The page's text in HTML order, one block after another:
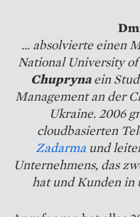
... absolvierte einen
National University
Chuprynaein
Management an der
Ukraine. 2006
cloudbasierten
Zadarmaund
Unternehmens, das
hat und Kunden in